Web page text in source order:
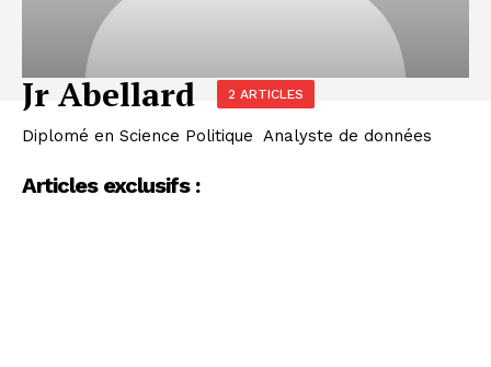
Jr Abellard 2 ARTICLES
Diplomé en Science Politique‬ ‭ Analyste de données
Articles exclusifs :